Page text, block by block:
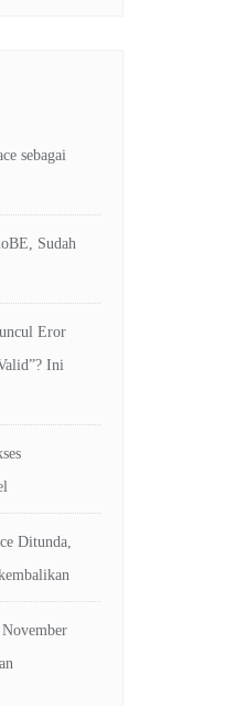
sebagai
Sudah
Eror
Ini
Ditunda,